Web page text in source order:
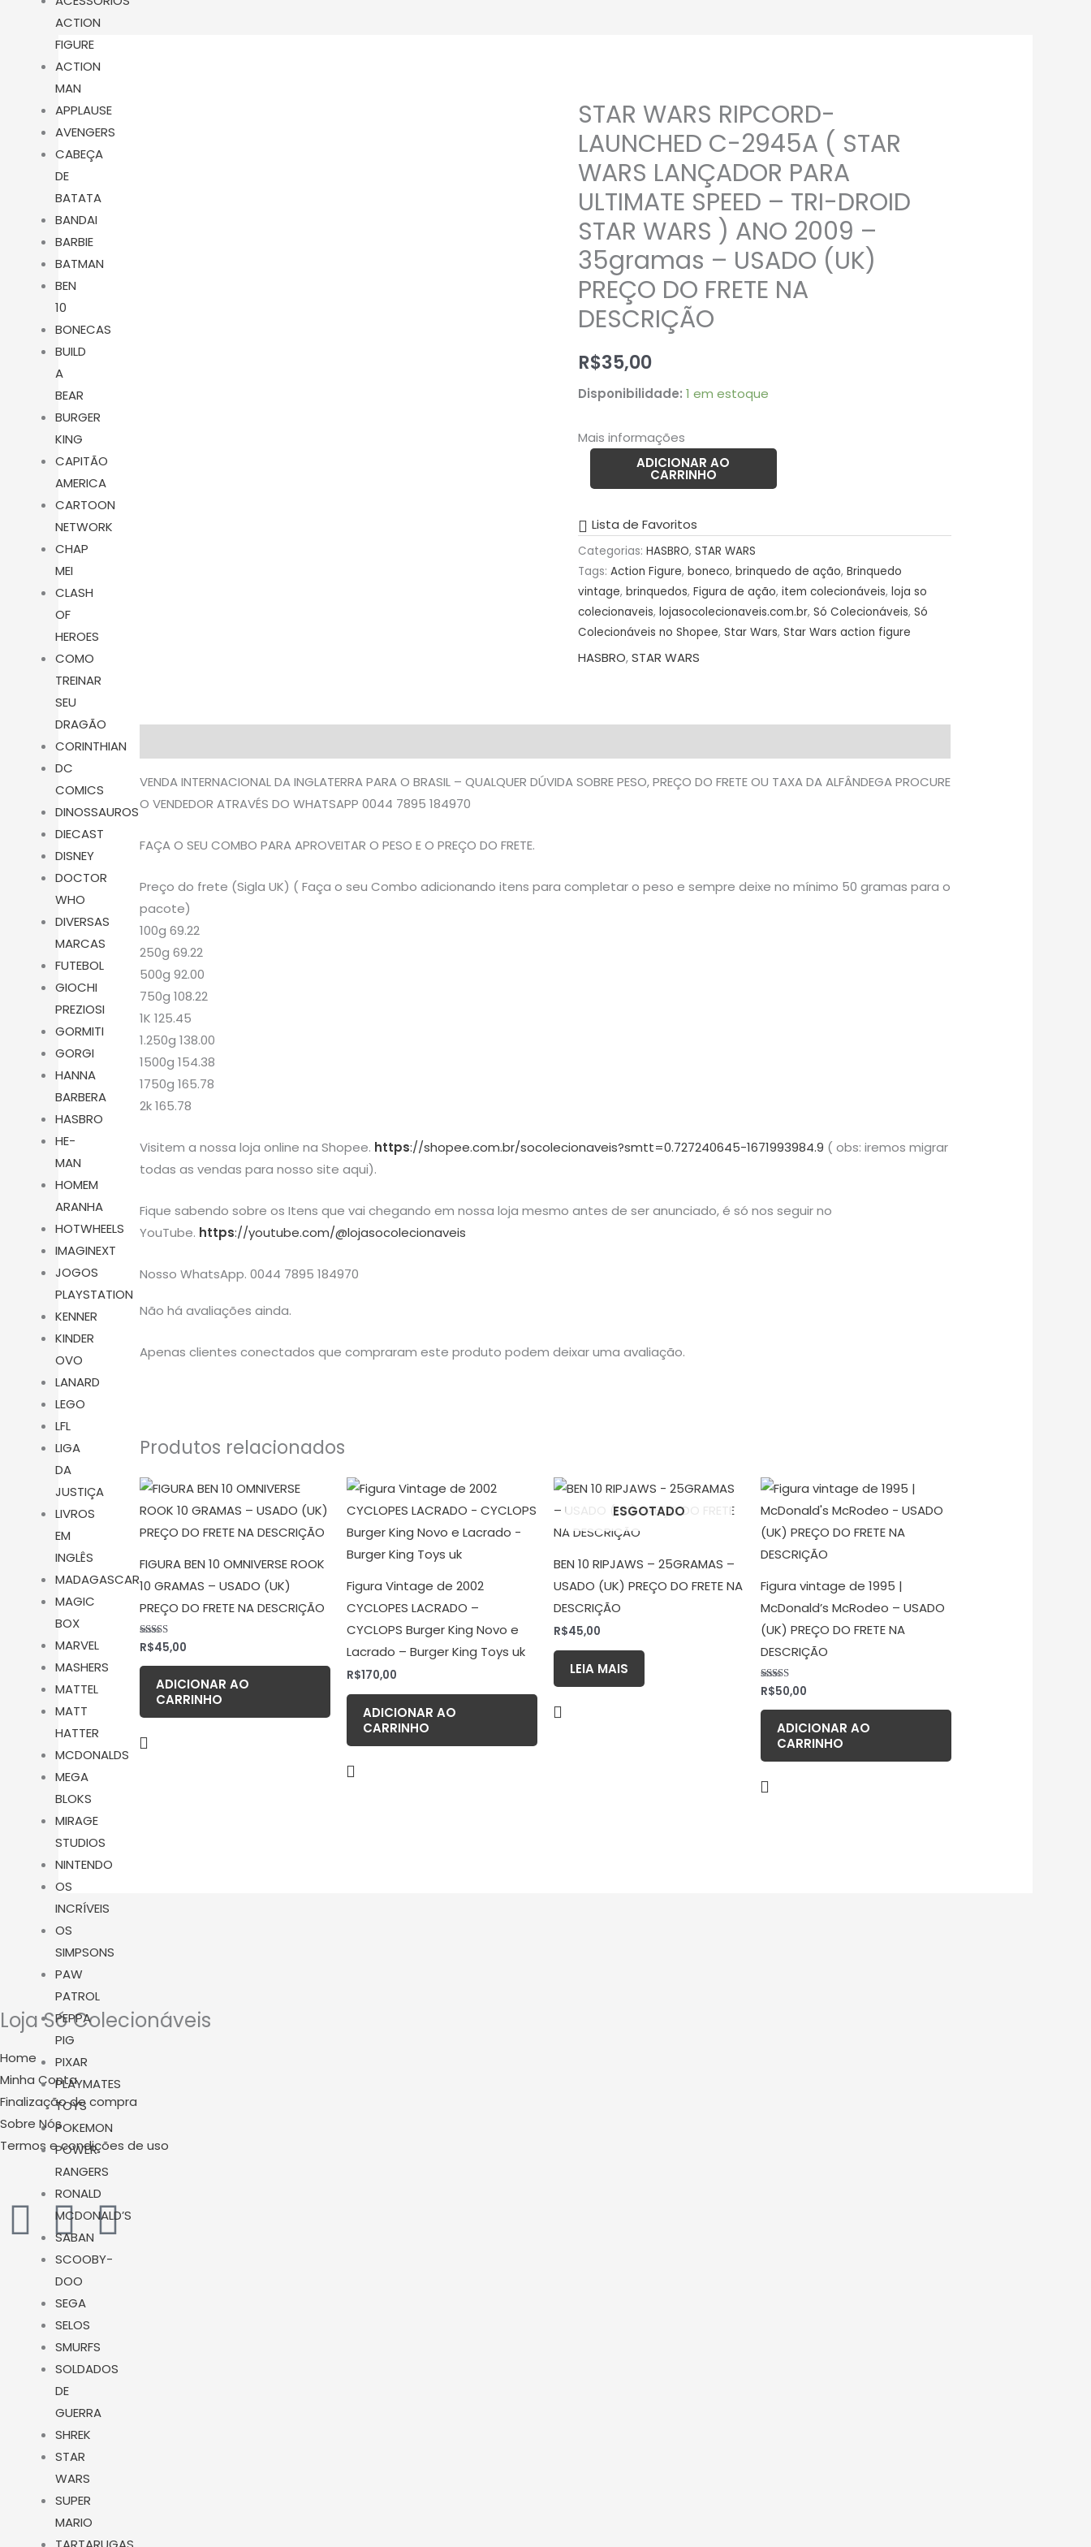
ACTION
FIGURE
ACTION
MAN
APPLAUSE
AVENGERS
CABEÇA
DE
BATATA
BANDAI
BARBIE
BATMAN
BEN
10
BONECAS
BUILD
A
BEAR
BURGER
KING
CAPITÃO
AMERICA
CARTOON
NETWORK
CHAP
MEI
CLASH
OF
HEROES
COMO
TREINAR
SEU
DRAGÃO
CORINTHIAN
DC
COMICS
DINOSSAUROS
DIECAST
DISNEY
DOCTOR
WHO
DIVERSAS
MARCAS
FUTEBOL
GIOCHI
PREZIOSI
GORMITI
GORGI
HANNA
BARBERA
HASBRO
HE-
MAN
HOMEM
ARANHA
HOTWHEELS
IMAGINEXT
JOGOS
PLAYSTATION
KENNER
KINDER
OVO
LANARD
LEGO
LFL
LIGA
DA
JUSTIÇA
LIVROS
EM
INGLÊS
MADAGASCAR
MAGIC
BOX
MARVEL
MASHERS
MATTEL
MATT
HATTER
MCDONALDS
MEGA
BLOKS
MIRAGE
STUDIOS
NINTENDO
OS
INCRÍVEIS
OS
SIMPSONS
PAW
PATROL
PEPPA
PIG
PIXAR
PLAYMATES
TOYS
POKEMON
POWER
RANGERS
RONALD
MCDONALD’S
SABAN
SCOOBY-
DOO
SEGA
SELOS
SMURFS
SOLDADOS
DE
GUERRA
SHREK
STAR
WARS
SUPER
MARIO
STAR WARS RIPCORD-
LAUNCHED C-2945A ( STAR
WARS LANÇADOR PARA
ULTIMATE SPEED – TRI-DROID
STAR WARS ) ANO 2009 –
35gramas – USADO (UK)
PREÇO DO FRETE NA
DESCRIÇÃO
R$35,00
Disponibilidade: 1 em estoque
Mais informações
STAR
WARS
RIPCORD-
LAUNCHED
C-
2945A
(
STAR
WARS
LANÇADOR
PARA
ULTIMATE
SPEED
–
DROID
WARS
ANO
2009
–
35gramas
–
USADO
(UK)
FRETE
quantidade
ADICIONAR AO
CARRINHO
Lista de Favoritos
Categorias: HASBRO, STAR WARS
Tags: Action Figure, boneco, brinquedo de ação, Brinquedo
vintage, brinquedos, Figura de ação, item colecionáveis, loja so
colecionaveis, lojasocolecionaveis.com.br, Só Colecionáveis, Só
Colecionáveis no Shopee, Star Wars, Star Wars action figure
HASBRO,STAR WARS
VENDA INTERNACIONAL DA INGLATERRA PARA O BRASIL – QUALQUER DÚVIDA SOBRE PESO, PREÇO DO FRETE OU TAXA DA ALFÂNDEGA PROCURE
O VENDEDOR ATRAVÉS DO WHATSAPP 0044 7895 184970
FAÇA O SEU COMBO PARA APROVEITAR O PESO E O PREÇO DO FRETE.
Preço do frete (Sigla UK) ( Faça o seu Combo adicionando itens para completar o peso e sempre deixe no mínimo 50 gramas para o
pacote)
100g 69.22
250g 69.22
500g 92.00
750g 108.22
1K 125.45
1.250g 138.00
1500g 154.38
1750g 165.78
2k 165.78
Visitem a nossa loja online na Shopee. https://shopee.com.br/socolecionaveis?smtt=0.727240645-1671993984.9 ( obs: iremos migrar
todas as vendas para nosso site aqui).
Fique sabendo sobre os Itens que vai chegando em nossa loja mesmo antes de ser anunciado, é só nos seguir no
YouTube. https://youtube.com/@lojasocolecionaveis
Nosso WhatsApp. 0044 7895 184970
Não há avaliações ainda.
Apenas clientes conectados que compraram este produto podem deixar uma avaliação.
Produtos relacionados
FIGURA BEN 10 OMNIVERSE ROOK
10 GRAMAS – USADO (UK)
PREÇO DO FRETE NA DESCRIÇÃO
Avaliação
5.00
de 5
R$45,00
ADICIONAR AO
CARRINHO
Figura Vintage de 2002
CYCLOPES LACRADO –
CYCLOPS Burger King Novo e
Lacrado – Burger King Toys uk
R$170,00
ADICIONAR AO
CARRINHO
ESGOTADO
BEN 10 RIPJAWS – 25GRAMAS –
USADO (UK) PREÇO DO FRETE NA
DESCRIÇÃO
R$45,00
LEIA MAIS
Figura vintage de 1995 |
McDonald’s McRodeo – USADO
(UK) PREÇO DO FRETE NA
DESCRIÇÃO
Avaliação
5.00
de 5
R$50,00
ADICIONAR AO
CARRINHO
Loja Só Colecionáveis
Home
Minha Conta
Finalização de compra
Sobre Nós
Termos e condições de uso
W
h
a
a
p
p
I
n
s
t
a
g
r
a
Y
o
u